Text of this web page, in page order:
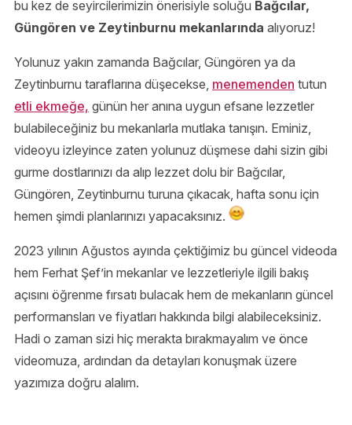
bu kez de seyircilerimizin önerisiyle soluğu Bağcılar,
Güngören ve Zeytinburnu mekanlarında alıyoruz!
Yolunuz yakın zamanda Bağcılar, Güngören ya da
Zeytinburnu taraflarına düşecekse, menemenden tutun
etli ekmeğe, günün her anına uygun efsane lezzetler
bulabileceğiniz bu mekanlarla mutlaka tanışın. Eminiz,
videoyu izleyince zaten yolunuz düşmese dahi sizin gibi
gurme dostlarınızı da alıp lezzet dolu bir Bağcılar,
Güngören, Zeytinburnu turuna çıkacak, hafta sonu için
hemen şimdi planlarınızı yapacaksınız.
2023 yılının Ağustos ayında çektiğimiz bu güncel videoda
hem Ferhat Şef’in mekanlar ve lezzetleriyle ilgili bakış
açısını öğrenme fırsatı bulacak hem de mekanların güncel
performansları ve fiyatları hakkında bilgi alabileceksiniz.
Hadi o zaman sizi hiç merakta bırakmayalım ve önce
videomuza, ardından da detayları konuşmak üzere
yazımıza doğru alalım.